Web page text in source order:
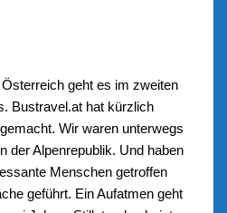
geht es im zweiten
Bustravel.at hat kürzlich
Wir waren unterwegs
der Alpenrepublik. Und haben
Menschen getroffen
geführt. Ein Aufatmen geht